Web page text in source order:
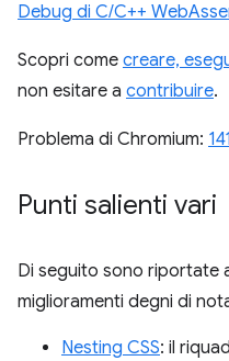
Debug di C/C++
Scopri come creare,
non esitare a contribuire.
Problema di Chromium:
Punti salienti vari
Di seguito sono riportate
miglioramenti degni di
Nesting CSS: il